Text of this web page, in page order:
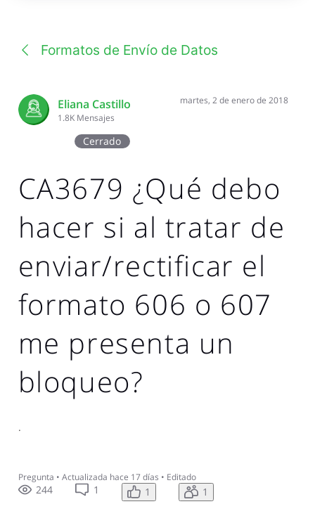
Formatos de Envío de Datos
Eliana Castillo
1.8K Mensajes
martes, 2 de enero de 2018
Cerrado
CA3679 ¿Qué debo
hacer si al tratar de
enviar/rectificar el
formato 606 o 607
me presenta un
bloqueo?
.
Pregunta • Actualizada hace 17 días • Editado
244 1 1 1